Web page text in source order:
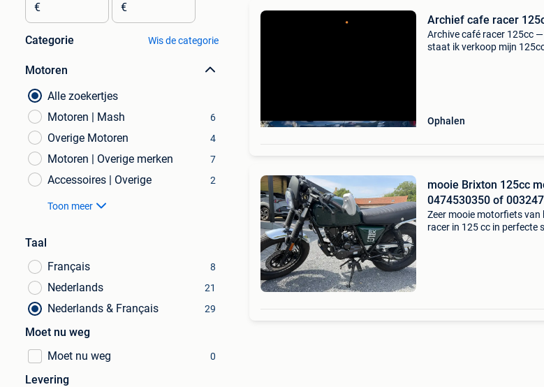
€ €
Categorie Wis de categorie
Motoren
Alle zoekertjes
Motoren | Mash
6
Overige Motoren 4
Motoren | Overige merken 7
Accessoires | Overige 2
Toon meer
Taal
Français
8
Nederlands 21
Nederlands & Français 29
Moet nu weg
Moet nu weg
0
Levering
Archief cafe racer
Archive café racer 125cc
staat ik verkoop mijn
Ophalen
mooie Brixton 125cc
0474530350 of
Zeer mooie motorfiets
racer in 125 cc in perfecte